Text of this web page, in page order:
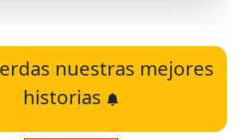
nuestras mejores
historias